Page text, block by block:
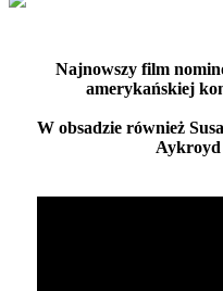
Najnowszy film
amerykańskiej
W obsadzie również
Aykroyd